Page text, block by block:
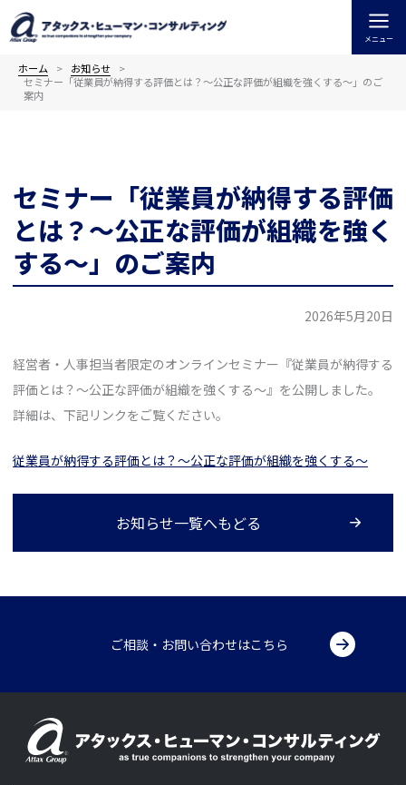
容
メニュー
ホーム
お知らせ
セミナー「従業員が納得する評価とは？～公正な評価が組織を強くする～」のご
案内
セミナー「従業員が納得する評価
とは？～公正な評価が組織を強く
する～」のご案内
2026年5月20日
経営者・人事担当者限定のオンラインセミナー『従業員が納得する
評価とは？～公正な評価が組織を強くする～』を公開しました。
詳細は、下記リンクをご覧ください。
従業員が納得する評価とは？～公正な評価が組織を強くする～
お知らせ一覧へもどる
ご相談・お問い合わせはこちら